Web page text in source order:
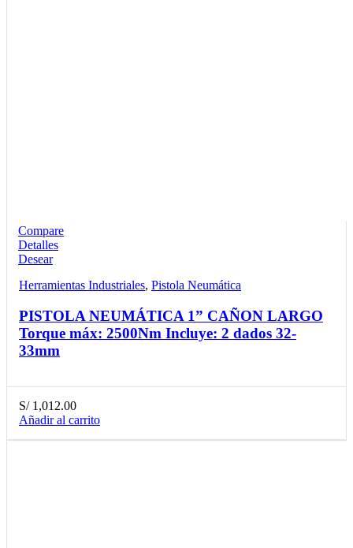
Compare
Detalles
Desear
Herramientas Industriales, Pistola Neumática
PISTOLA NEUMÁTICA 1” CAÑON LARGO
Torque máx: 2500Nm Incluye: 2 dados 32-
33mm
S/1,012.00
Añadir al carrito